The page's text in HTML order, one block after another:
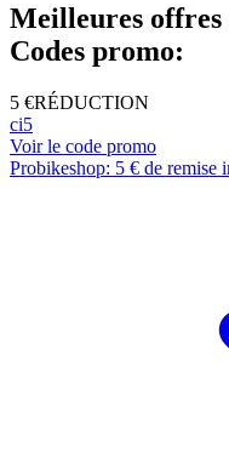
Meilleures
Codes promo:
5 €RÉDUCTION
ci5
Voir le code promo
Probikeshop: 5 € de remise